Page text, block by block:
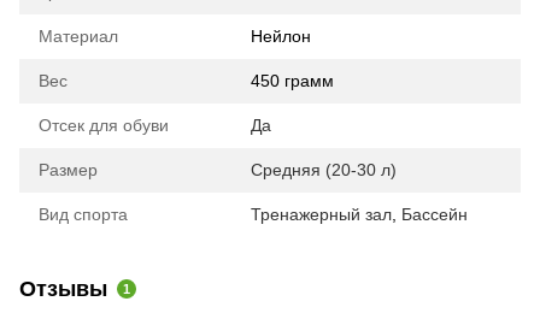
Материал Нейлон
Вес 450 грамм
Отсек для обуви Да
Размер Средняя (20-30 л)
Вид спорта Тренажерный зал Бассейн
Отзывы 1